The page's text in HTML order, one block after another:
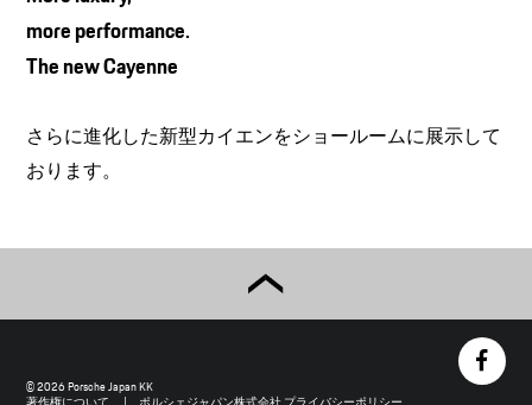
more performance.
The new Cayenne
さらに進化した新型カイエンをショールームに展示して
おります。
© 2026 Porsche Japan KK